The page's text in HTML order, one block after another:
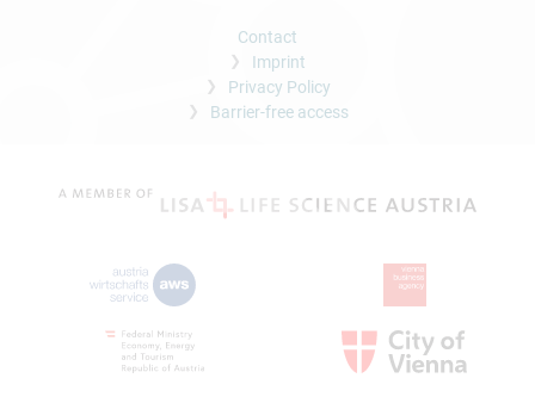
Contact
Imprint
Privacy Policy
Barrier-free access